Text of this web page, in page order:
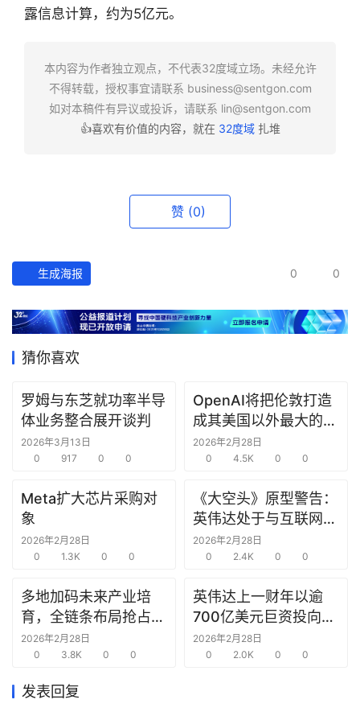
快
产
经
数
研
选
报
告
创
投
之
商
机
链
露信息计算，约为5亿元。
本内容为作者独立观点，不代表32度域立场。未经允许
不得转载，授权事宜请联系 business@sentgon.com
如对本稿件有异议或投诉，请联系 lin@sentgon.com
👍喜欢有价值的内容，就在 32度域扎堆
赞 (0)
生成海报 0 0
猜你喜欢
罗姆与东芝就功率半导
体业务整合展开谈判
2026年3月13日
0
917 0 0
OpenAI将把伦敦打造
成其美国以外最大的研
究中心
2026年2月28日
0
4.5K 0 0
Meta扩大芯片采购对
象
2026年2月28日
0
1.3K 0 0
《大空头》原型警告：
英伟达处于与互联网泡
沫时期思科同样的“危
险境地”
2026年2月28日
0
2.4K 0 0
多地加码未来产业培
育，全链条布局抢占新
赛道先机
2026年2月28日
0
3.8K 0 0
英伟达上一财年以逾
700亿美元巨资投向合
作方，竭力巩固AI芯片
需求
2026年2月28日
0
2.0K 0 0
发表回复